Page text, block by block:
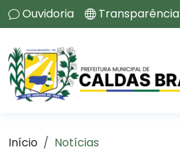
Ouvidoria Transparência
Início Notícias